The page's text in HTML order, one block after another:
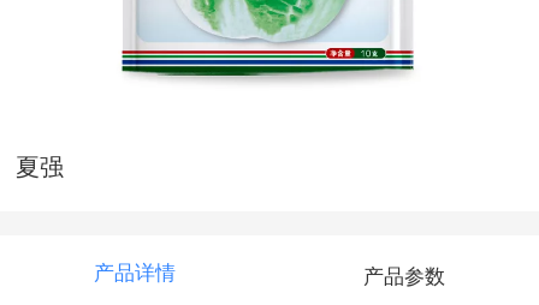
夏强
产品详情 产品参数